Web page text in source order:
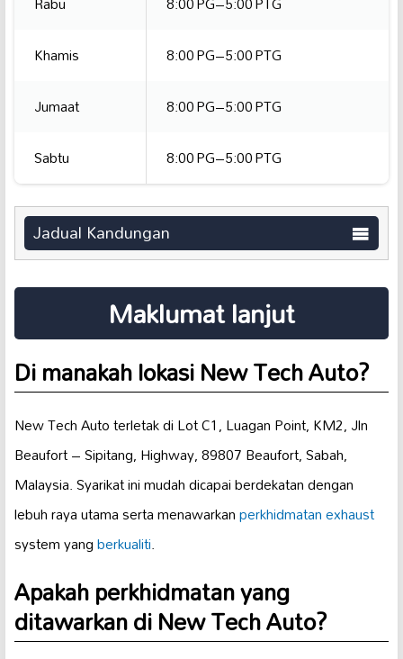
Khamis
8:00 PG–5:00 PTG
Jumaat
8:00 PG–5:00 PTG
Sabtu
8:00 PG–5:00 PTG
Jadual Kandungan
Maklumat lanjut
Di manakah lokasi New Tech Auto?
New Tech Auto terletak di Lot C1, Luagan Point, KM2, Jln
Beaufort – Sipitang, Highway, 89807 Beaufort, Sabah,
Malaysia. Syarikat ini mudah dicapai berdekatan dengan
lebuh raya utama serta menawarkanperkhidmatan exhaust
system yangberkualiti.
Apakah perkhidmatan yang
ditawarkan di New Tech Auto?